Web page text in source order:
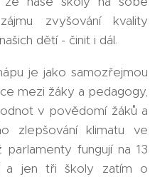
zvyšování kvality
dětí - činit i dál.
je jako samozřejmou
mezi žáky a pedagogy,
v povědomí žáků a
zlepšování klimatu ve
fungují na 13
a jen tři školy zatím o